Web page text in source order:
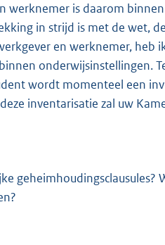
werknemer is daarom
in strijd is met de wet,
en werknemer, heb
onderwijsinstellingen.
wordt momenteel een
inventarisatie zal uw